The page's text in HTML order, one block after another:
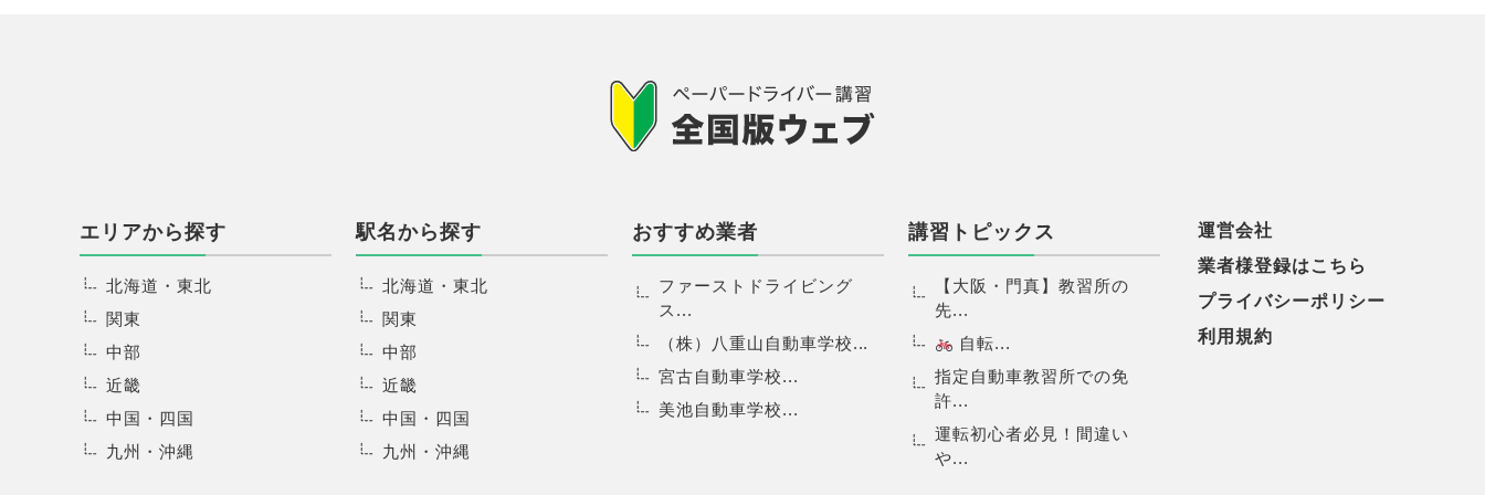
エリアから探す
北海道・東北
関東
中部
近畿
中国・四国
九州・沖縄
駅名から探す
北海道・東北
関東
中部
近畿
中国・四国
九州・沖縄
おすすめ業者
ファーストドライビング
ス...
（株）八重山自動車学校...
宮古自動車学校...
美池自動車学校...
講習トピックス
【大阪・門真】教習所の
先...
自転...
指定自動車教習所での免
許...
運転初心者必見！間違い
や...
運営会社
業者様登録はこちら
プライバシーポリシー
利用規約